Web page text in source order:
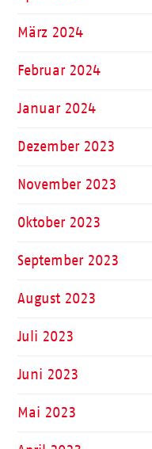
März 2024
Februar 2024
Januar 2024
Dezember 2023
November 2023
Oktober 2023
September 2023
August 2023
Juli 2023
Juni 2023
Mai 2023